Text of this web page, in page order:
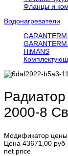
Фланцы и
Водонагреватели
HiMANS
2000-8
Модификатор
Цена 43671,00 руб
net price